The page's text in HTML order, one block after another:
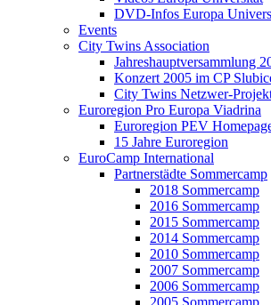
DVD-Infos Europa
Events
City Twins Association
Jahreshauptversammlung
Konzert 2005 im CP
City Twins Netzwer-
Euroregion Pro Europa Viadrina
Euroregion PEV
15 Jahre Euroregion
EuroCamp International
Partnerstädte Sommercamp
2018 Sommercamp
2016 Sommercamp
2015 Sommercamp
2014 Sommercamp
2010 Sommercamp
2007 Sommercamp
2006 Sommercamp
2005 Sommercamp